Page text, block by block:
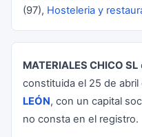
(97), Hosteleria y
MATERIALES CHICO SL
constituida el 25 de abril
LEÓN, con un capital
no consta en el registro.